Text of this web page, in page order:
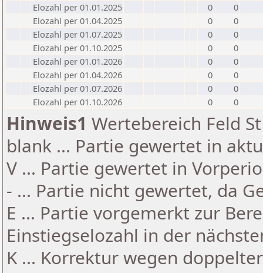
Elozahl per 01.01.2025
0
0
Elozahl per 01.04.2025
0
0
Elozahl per 01.07.2025
0
0
Elozahl per 01.10.2025
0
0
Elozahl per 01.01.2026
0
0
Elozahl per 01.04.2026
0
0
Elozahl per 01.07.2026
0
0
Elozahl per 01.10.2026
0 0
Hinweis1 Wertebereich Feld
blank ... Partie gewertet in
V ... Partie gewertet in
- ... Partie nicht gewertet, da
E ... Partie vorgemerkt zur
Einstiegselozahl in der
K ... Korrektur wegen